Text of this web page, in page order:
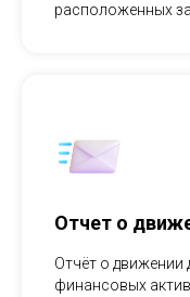
расположенных
Отчет о
Отчёт о движении
финансовых